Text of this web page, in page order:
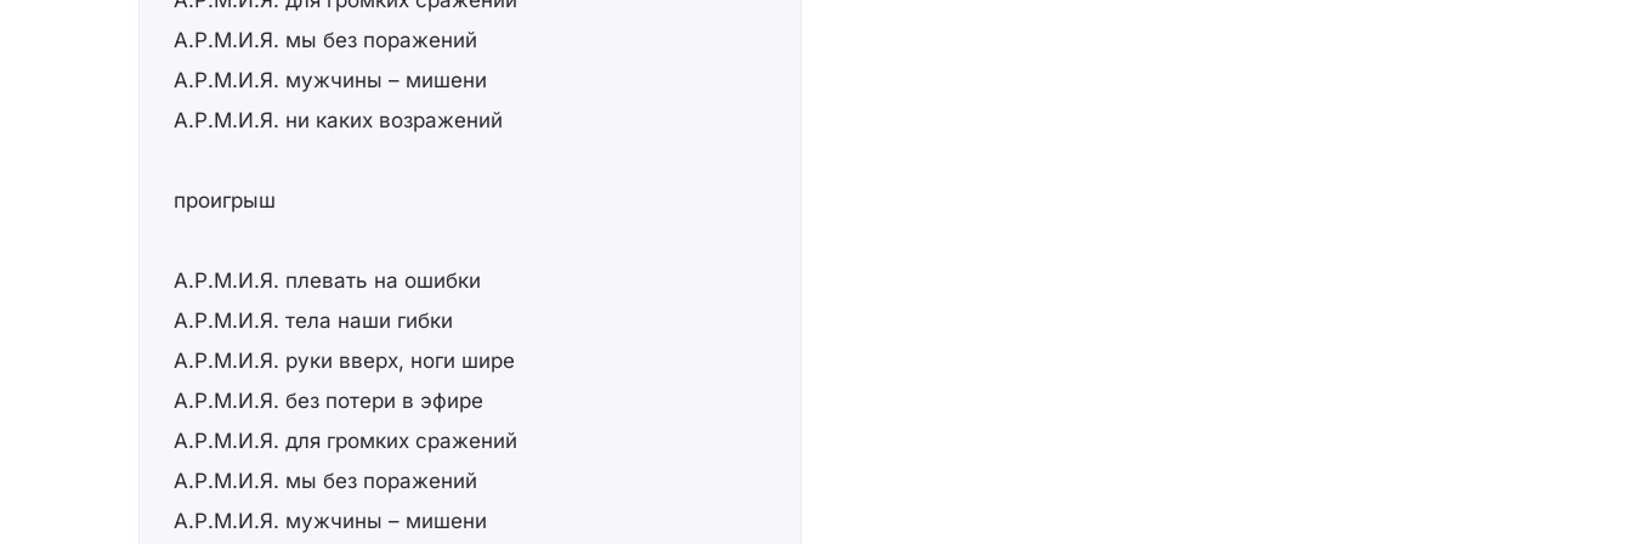
А.Р.М.И.Я. мы без поражений
А.Р.М.И.Я. мужчины – мишени
А.Р.М.И.Я. ни каких возражений
проигрыш
А.Р.М.И.Я. плевать на ошибки
А.Р.М.И.Я. тела наши гибки
А.Р.М.И.Я. руки вверх, ноги шире
А.Р.М.И.Я. без потери в эфире
А.Р.М.И.Я. для громких сражений
А.Р.М.И.Я. мы без поражений
А.Р.М.И.Я. мужчины – мишени